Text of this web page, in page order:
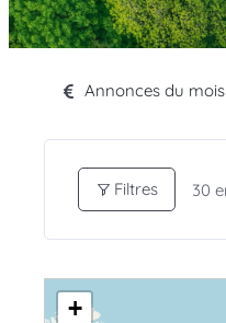
Annonces du mois
Filtres 30
+